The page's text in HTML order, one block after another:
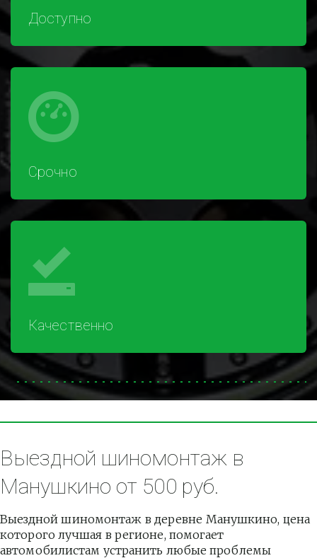
Доступно
Срочно
Качественно
Выездной шиномонтаж в
Манушкино от 500 руб.
Выездной шиномонтаж в деревне Манушкино, цена
которого лучшая в регионе, помогает
автомобилистам устранить любые проблемы